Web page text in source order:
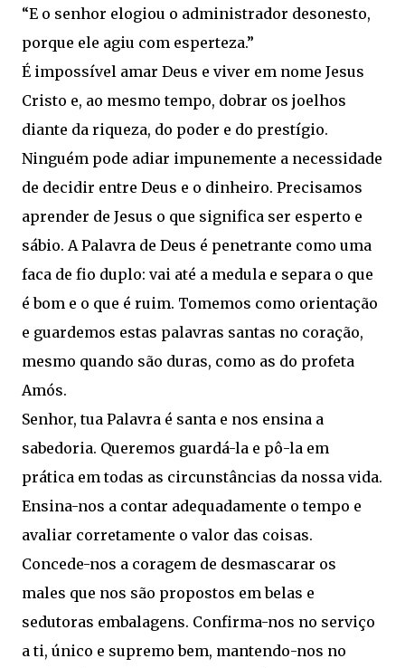
“E o senhor elogiou o administrador desonesto,
porque ele agiu com esperteza.”
É impossível amar Deus e viver em nome Jesus
Cristo e, ao mesmo tempo, dobrar os joelhos
diante da riqueza, do poder e do prestígio.
Ninguém pode adiar impunemente a necessidade
de decidir entre Deus e o dinheiro. Precisamos
aprender de Jesus o que significa ser esperto e
sábio. A Palavra de Deus é penetrante como uma
faca de fio duplo: vai até a medula e separa o que
é bom e o que é ruim. Tomemos como orientação
e guardemos estas palavras santas no coração,
mesmo quando são duras, como as do profeta
Amós.
Senhor, tua Palavra é santa e nos ensina a
sabedoria. Queremos guardá-la e pô-la em
prática em todas as circunstâncias da nossa vida.
Ensina-nos a contar adequadamente o tempo e
avaliar corretamente o valor das coisas.
Concede-nos a coragem de desmascarar os
males que nos são propostos em belas e
sedutoras embalagens. Confirma-nos no serviço
a ti, único e supremo bem, mantendo-nos no